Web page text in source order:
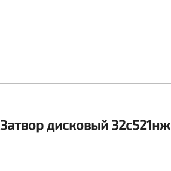
Затвор дисковый 32с521нж